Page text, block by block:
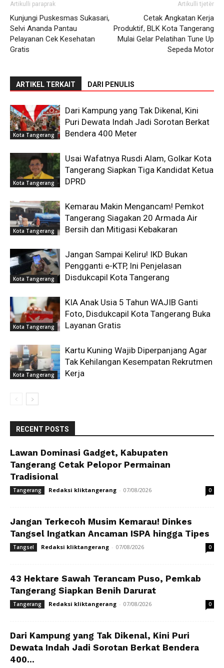
Artikulli paraprak
Kunjungi Puskesmas Sukasari,
Selvi Ananda Pantau
Pelayanan Cek Kesehatan
Gratis
Artikulli tjetër
Cetak Angkatan Kerja
Produktif, BLK Kota Tangerang
Mulai Gelar Pelatihan Tune Up
Sepeda Motor
ARTIKEL TERKAIT DARI PENULIS
Kota Tangerang
Dari Kampung yang Tak Dikenal, Kini
Puri Dewata Indah Jadi Sorotan Berkat
Bendera 400 Meter
Kota Tangerang
Usai Wafatnya Rusdi Alam, Golkar Kota
Tangerang Siapkan Tiga Kandidat Ketua
DPRD
Kota Tangerang
Kemarau Makin Mengancam! Pemkot
Tangerang Siagakan 20 Armada Air
Bersih dan Mitigasi Kebakaran
Kota Tangerang
Jangan Sampai Keliru! IKD Bukan
Pengganti e-KTP, Ini Penjelasan
Disdukcapil Kota Tangerang
Kota Tangerang
KIA Anak Usia 5 Tahun WAJIB Ganti
Foto, Disdukcapil Kota Tangerang Buka
Layanan Gratis
Kota Tangerang
Kartu Kuning Wajib Diperpanjang Agar
Tak Kehilangan Kesempatan Rekrutmen
Kerja
RECENT POSTS
Lawan Dominasi Gadget, Kabupaten
Tangerang Cetak Pelopor Permainan
Tradisional
Tangerang Redaksi kliktangerang - 07/08/2026 0
Jangan Terkecoh Musim Kemarau! Dinkes
Tangsel Ingatkan Ancaman ISPA hingga Tipes
Tangsel Redaksi kliktangerang - 07/08/2026 0
43 Hektare Sawah Terancam Puso, Pemkab
Tangerang Siapkan Benih Darurat
Tangerang Redaksi kliktangerang - 07/08/2026 0
Dari Kampung yang Tak Dikenal, Kini Puri
Dewata Indah Jadi Sorotan Berkat Bendera
400...